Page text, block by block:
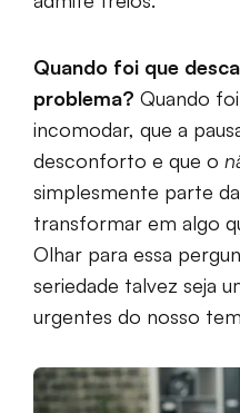
Quando foi que
problema? Quando
incomodar, que a
desconforto e que o
simplesmente parte
transformar em algo
Olhar para essa
seriedade talvez seja
urgentes do nosso